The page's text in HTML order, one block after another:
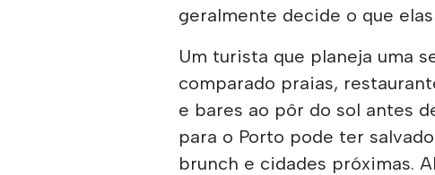
geralmente decide o que
Um turista que planeja uma
comparado praias,
e bares ao pôr do sol antes
para o Porto pode ter
brunch e cidades próximas.